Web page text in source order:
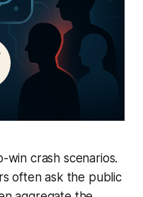
win crash scenarios.
often ask the public